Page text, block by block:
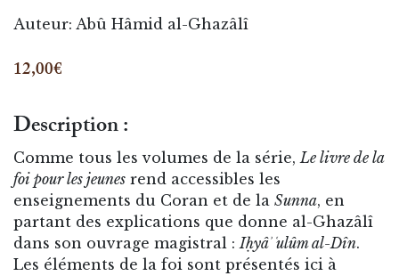
Auteur: Abû Hâmid al-Ghazâlî
12,00€
Description :
Comme tous les volumes de la série,Le livre de la
foi pour les jeunes rend accessibles les
enseignements du Coran et de la Sunna, en
partant des explications que donne al-Ghazâlî
dans son ouvrage magistral :Iḥyâʾ ʿulûm al-Dîn.
Les éléments de la foi sont présentés ici à